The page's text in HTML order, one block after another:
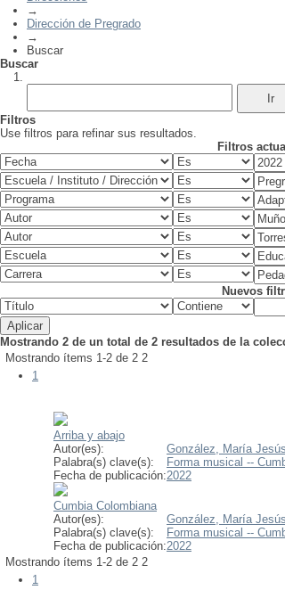
→
Dirección de Pregrado
→
Buscar
Buscar
Filtros
Use filtros para refinar sus resultados.
Filtros
Nuevos
Mostrando 2 de un total de 2 resultados de la
Mostrando ítems 1-2 de 2 2
1
Arriba y abajo
Autor(es):
González, María
Palabra(s) clave(s):
Forma musical --
Fecha de publicación:2022
Cumbia Colombiana
Autor(es):
González, María
Palabra(s) clave(s):
Forma musical --
Fecha de publicación:2022
Mostrando ítems 1-2 de 2 2
1